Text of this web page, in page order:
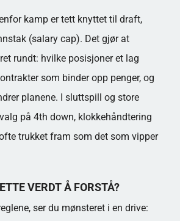
kamp er tett knyttet til draft,
(salary cap). Det gjør at
rundt: hvilke posisjoner et lag
som binder opp penger, og
planene. I sluttspill og store
på 4th down, klokkehåndtering
trukket fram som det som vipper
VERDT Å FORSTÅ?
ser du mønsteret i en drive: